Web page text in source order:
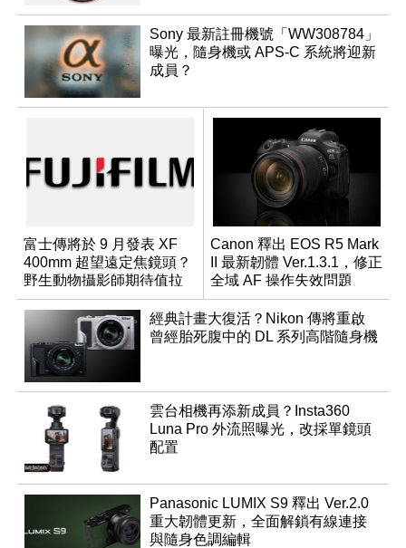
Sony 最新註冊機號「WW308784」
曝光，隨身機或 APS-C 系統將迎新
成員？
富士傳將於 9 月發表 XF
400mm 超望遠定焦鏡頭？
野生動物攝影師期待值拉
滿
Canon 釋出 EOS R5 Mark
II 最新韌體 Ver.1.3.1，修正
全域 AF 操作失效問題
經典計畫大復活？Nikon 傳將重啟
曾經胎死腹中的 DL 系列高階隨身機
雲台相機再添新成員？Insta360
Luna Pro 外流照曝光，改採單鏡頭
配置
Panasonic LUMIX S9 釋出 Ver.2.0
重大韌體更新，全面解鎖有線連接
與隨身色調編輯